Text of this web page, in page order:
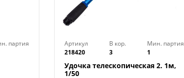
партия
Артикул
218420
В кор.
3
Мин. партия
1
Удочка телескопическая 2. 1м,
1/50